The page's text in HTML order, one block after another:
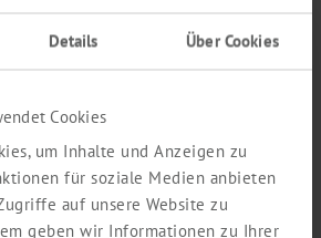
Details Über Cookies
Cookies
um Inhalte und Anzeigen zu
für soziale Medien anbieten
auf unsere Website zu
geben wir Informationen zu Ihrer